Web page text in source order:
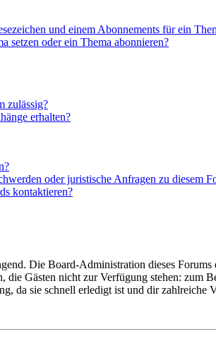
und einem Abonnements für ein
setzen oder ein Thema abonnieren?
zulässig?
erhalten?
oder juristische Anfragen zu diesem
kontaktieren?
Die Board-Administration dieses
Gästen nicht zur Verfügung stehen: zum
da sie schnell erledigt ist und dir zahlreiche